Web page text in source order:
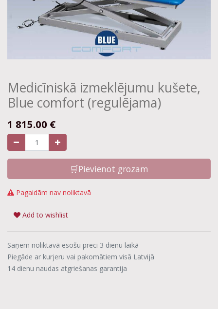
Medicīniskā izmeklējumu kušete,
Blue comfort (regulējama)
1 815.00 €
🛒Pievienot grozam
Pagaidām nav noliktavā
Add to wishlist
Saņem noliktavā esošu preci 3 dienu laikā
Piegāde ar kurjeru vai pakomātiem visā Latvijā
14 dienu naudas atgriešanas garantija